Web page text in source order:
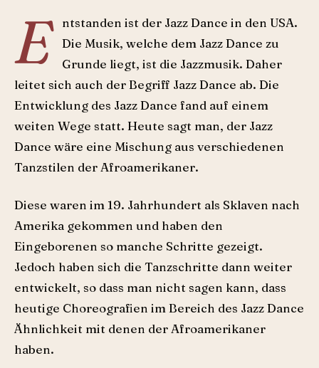
E
ntstanden ist der Jazz Dance in den USA.
Die Musik, welche dem Jazz Dance zu
Grunde liegt, ist die Jazzmusik. Daher
leitet sich auch der Begriff Jazz Dance ab. Die
Entwicklung des Jazz Dance fand auf einem
weiten Wege statt. Heute sagt man, der Jazz
Dance wäre eine Mischung aus verschiedenen
Tanzstilen der Afroamerikaner.
Diese waren im 19. Jahrhundert als Sklaven nach
Amerika gekommen und haben den
Eingeborenen so manche Schritte gezeigt.
Jedoch haben sich die Tanzschritte dann weiter
entwickelt, so dass man nicht sagen kann, dass
heutige Choreografien im Bereich des Jazz Dance
Ähnlichkeit mit denen der Afroamerikaner
haben.